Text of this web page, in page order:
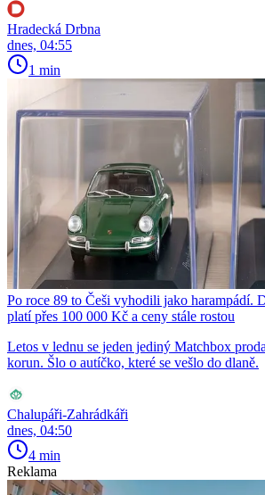
Hradecká Drbna
dnes, 04:55
1 min
Po roce 89 to Češi vyhodili jako harampádí.
platí přes 100 000 Kč a ceny stále rostou
Letos v lednu se jeden jediný Matchbox
korun. Šlo o autíčko, které se vešlo do dlaně.
Chalupáři-Zahrádkáři
dnes, 04:50
4 min
Reklama